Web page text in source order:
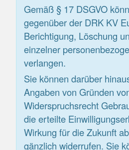
Gemäß § 17 DSGVO
gegenüber der DRK KV
Berichtigung, Löschung
einzelner
verlangen.
Sie können darüber
Angaben von Gründen
Widerspruchsrecht
die erteilte
Wirkung für die Zukunft
gänzlich widerrufen. Sie